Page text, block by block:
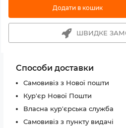
Додати в кошик
ШВИДКЕ
Способи доставки
Самовивіз з Нової пошти
Кур'єр Нової Пошти
Власна кур'єрська служба
Самовивіз з пункту видачі